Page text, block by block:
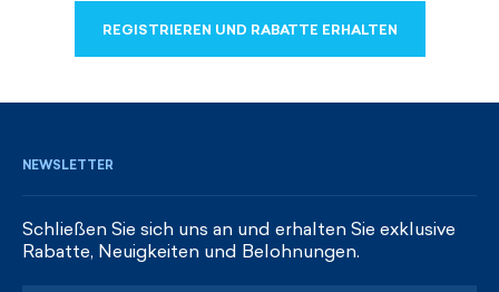
REGISTRIEREN UND RABATTE ERHALTEN
NEWSLETTER
Schließen Sie sich uns an und erhalten Sie exklusive
Rabatte, Neuigkeiten und Belohnungen.